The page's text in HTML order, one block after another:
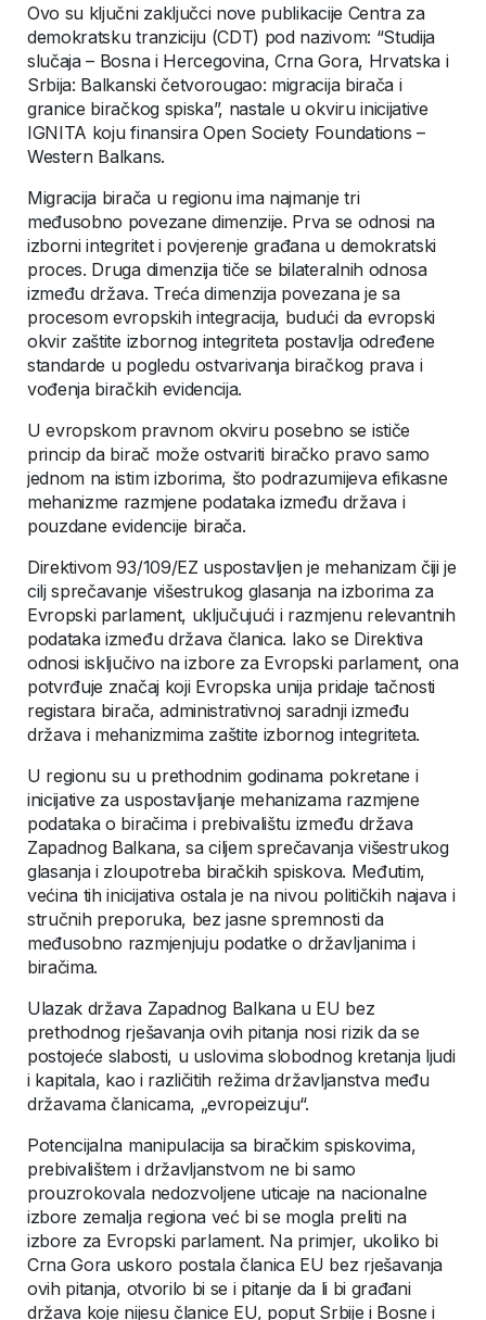
Ovo su ključni zaključci nove publikacije Centra za
demokratsku tranziciju (CDT) pod nazivom: “Studija
slučaja – Bosna i Hercegovina, Crna Gora, Hrvatska i
Srbija: Balkanski četvorougao: migracija birača i
granice biračkog spiska”, nastale u okviru inicijative
IGNITA koju finansira Open Society Foundations –
Western Balkans.
Migracija birača u regionu ima najmanje tri
međusobno povezane dimenzije. Prva se odnosi na
izborni integritet i povjerenje građana u demokratski
proces. Druga dimenzija tiče se bilateralnih odnosa
između država. Treća dimenzija povezana je sa
procesom evropskih integracija, budući da evropski
okvir zaštite izbornog integriteta postavlja određene
standarde u pogledu ostvarivanja biračkog prava i
vođenja biračkih evidencija.
U evropskom pravnom okviru posebno se ističe
princip da birač može ostvariti biračko pravo samo
jednom na istim izborima, što podrazumijeva efikasne
mehanizme razmjene podataka između država i
pouzdane evidencije birača.
Direktivom 93/109/EZ uspostavljen je mehanizam čiji je
cilj sprečavanje višestrukog glasanja na izborima za
Evropski parlament, uključujući i razmjenu relevantnih
podataka između država članica. Iako se Direktiva
odnosi isključivo na izbore za Evropski parlament, ona
potvrđuje značaj koji Evropska unija pridaje tačnosti
registara birača, administrativnoj saradnji između
država i mehanizmima zaštite izbornog integriteta.
U regionu su u prethodnim godinama pokretane i
inicijative za uspostavljanje mehanizama razmjene
podataka o biračima i prebivalištu između država
Zapadnog Balkana, sa ciljem sprečavanja višestrukog
glasanja i zloupotreba biračkih spiskova. Međutim,
većina tih inicijativa ostala je na nivou političkih najava i
stručnih preporuka, bez jasne spremnosti da
međusobno razmjenjuju podatke o državljanima i
biračima.
Ulazak država Zapadnog Balkana u EU bez
prethodnog rješavanja ovih pitanja nosi rizik da se
postojeće slabosti, u uslovima slobodnog kretanja ljudi
i kapitala, kao i različitih režima državljanstva među
državama članicama, „evropeizuju“.
Potencijalna manipulacija sa biračkim spiskovima,
prebivalištem i državljanstvom ne bi samo
prouzrokovala nedozvoljene uticaje na nacionalne
izbore zemalja regiona već bi se mogla preliti na
izbore za Evropski parlament. Na primjer, ukoliko bi
Crna Gora uskoro postala članica EU bez rješavanja
ovih pitanja, otvorilo bi se i pitanje da li bi građani
država koje nijesu članice EU, poput Srbije i Bosne i